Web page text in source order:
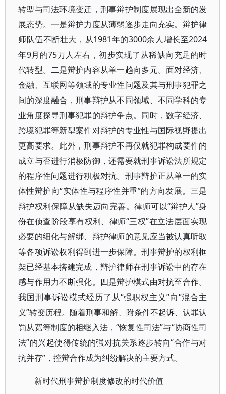
转型与司法环境变迁，刑事辩护制度展现出全新的发
展态势。一是辩护力度从薄弱逐步走向充实。辩护律
师队伍不断壮大，从1981年的3000余人增长至2024
年9月的75万人左右，初步实现了从稀缺向充足的时
代转型。二是辩护内容从单一趋向多元。面对经济、
金融、互联网等领域的专业性问题及其与刑事犯罪之
间的深度融合，刑事辩护从不同领域、不同学科的专
业角度探寻刑事犯罪的辩护争点。同时，数字经济、
跨境犯罪等新型案件对辩护的专业性与国际视野提出
更高要求。此外，刑事辩护不再仅就犯罪构成要件的
成立与否进行消极防御，还需要就刑事诉讼法所规定
的程序性问题进行积极对抗。刑事辩护正从单一的实
体性辩护向“实体性与程序性并重”的方向发展。三是
辩护权利保障从缺失迈向完善。律师可以“辩护人”身
份在侦查阶段享有权利、律师“三权”在立法层面实现
必要的细化与解绑、辩护律师的意见应当被认真听取
等各项诉讼权利得到进一步保障。刑事辩护的权利框
架已经基本搭建完成，辩护律师在刑事诉讼中的存在
感与作用力不断强化。四是辩护模式由对抗至合作。
我国刑事诉讼模式经历了从“强职权主义”向“混合主
义”转变历程。随着刑事和解、附条件不起诉、认罪认
罚从宽等制度的相继入法，“恢复性司法”与“协商性司
法”的兴起使得传统的强对抗关系逐步转向“合作与对
抗并存”，控辩合作成为纠纷解决的主要方式。
新时代刑事辩护制度修改的时代价值